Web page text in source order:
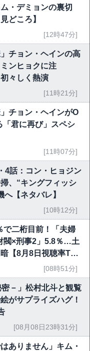
・デミョンの裏切
どころ】
[12時47分]
チョン・ヘインの高
ンヒョクに注
々しく熱演
[11時21分]
チョン・ヘインがO
君に再び」スペシ
[11時07分]
4話：コン・ヒョジン
、“キングフィッシ
へ【ネタバレ】
[10時12分]
で二桁目前！「夫婦
閥×刑事2」5.8％…土
【8月8日視聴率TO
[08時51分]
密－」松村北斗と観覧
がサプライズハグ！
[08月08日23時31分]
ありません」キム・